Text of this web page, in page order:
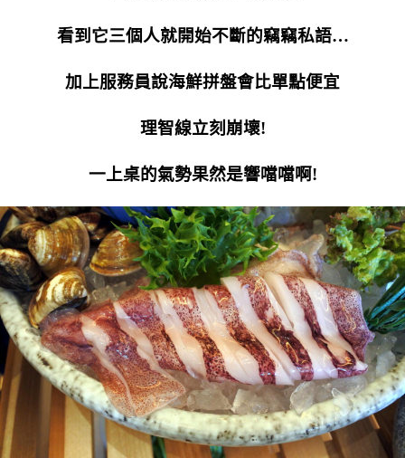
看到它三個人就開始不斷的竊竊私語…
加上服務員說海鮮拼盤會比單點便宜
理智線立刻崩壞!
一上桌的氣勢果然是響噹噹啊!